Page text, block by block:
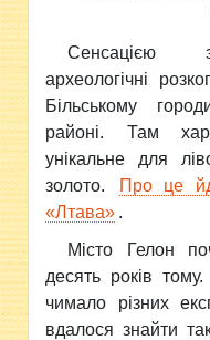
Сенсацією
археологічні
Більському
районі. Там
унікальне для
золото.
Про це
«Лтава» .
Місто Гелон
десять років
чимало різних
вдалося знайти